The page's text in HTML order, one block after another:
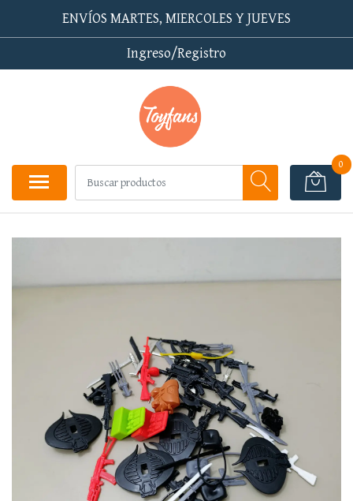
ENVÍOS MARTES, MIERCOLES Y JUEVES
Ingreso/Registro
0